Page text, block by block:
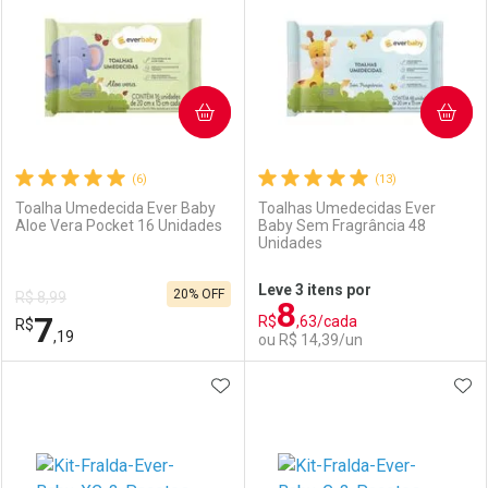
Comprar sem Desconto
Por R$ 29,59/cada
Comprar sem Desconto
Por R$ 29,59/cada
Comprar sem Desconto
Por R$ 58,99/cada
Comprar sem Desconto
Por R$ 58,99/cada
(6)
Toalha Umedecida Ever Baby
Aloe Vera Pocket 16 Unidades
R$ 8,99
R$7,19
20% OFF
COMPRAR
Laboratório
Por Menos
(13)
Toalhas Umedecidas Ever
Baby Sem Fragrância 48
Unidades
Leve 3 itens por
R$8,63/cada
ou R$ 14,39/un
COMPRAR
Laboratório
Por Menos
ADICIONAR AOS FAVORITOS